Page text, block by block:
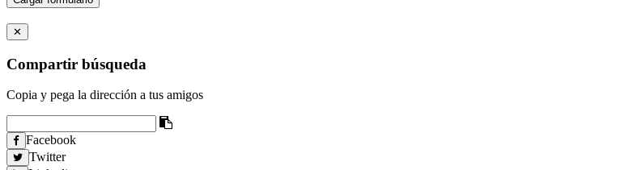
✕
Compartir búsqueda
Copia y pega la dirección a tus amigos
Facebook
Twitter